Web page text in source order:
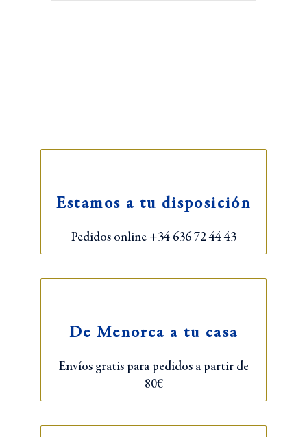
Estamos a tu disposición
Pedidos online +34 636 72 44 43
De Menorca a tu casa
Envíos gratis para pedidos a partir de
80€